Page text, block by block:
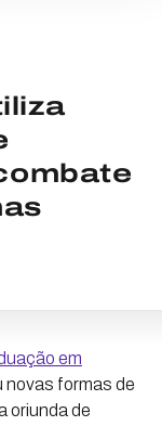
em
novas formas de
oriunda de